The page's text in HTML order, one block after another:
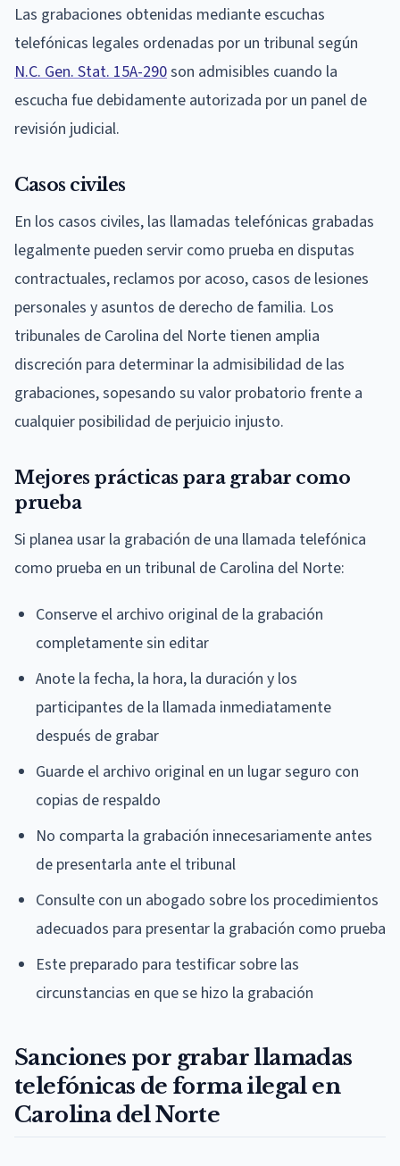
Las grabaciones obtenidas mediante escuchas
telefónicas legales ordenadas por un tribunal según
N.C. Gen. Stat. 15A-290son admisibles cuando la
escucha fue debidamente autorizada por un panel de
revisión judicial.
Casos civiles
En los casos civiles, las llamadas telefónicas grabadas
legalmente pueden servir como prueba en disputas
contractuales, reclamos por acoso, casos de lesiones
personales y asuntos de derecho de familia. Los
tribunales de Carolina del Norte tienen amplia
discreción para determinar la admisibilidad de las
grabaciones, sopesando su valor probatorio frente a
cualquier posibilidad de perjuicio injusto.
Mejores prácticas para grabar como
prueba
Si planea usar la grabación de una llamada telefónica
como prueba en un tribunal de Carolina del Norte:
Conserve el archivo original de la grabación
completamente sin editar
Anote la fecha, la hora, la duración y los
participantes de la llamada inmediatamente
después de grabar
Guarde el archivo original en un lugar seguro con
copias de respaldo
No comparta la grabación innecesariamente antes
de presentarla ante el tribunal
Consulte con un abogado sobre los procedimientos
adecuados para presentar la grabación como prueba
Este preparado para testificar sobre las
circunstancias en que se hizo la grabación
Sanciones por grabar llamadas
telefónicas de forma ilegal en
Carolina del Norte